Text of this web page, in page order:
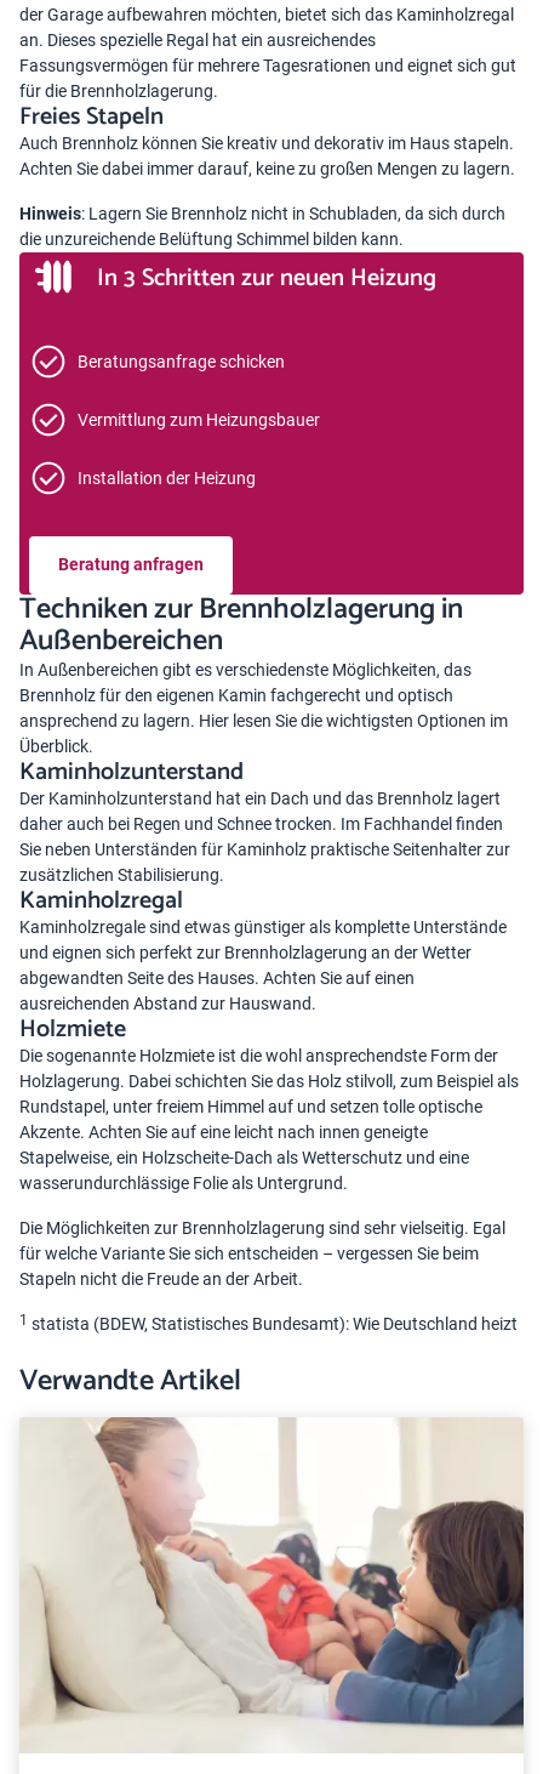
der Garage aufbewahren möchten, bietet sich das Kaminholzregal
an. Dieses spezielle Regal hat ein ausreichendes
Fassungsvermögen für mehrere Tagesrationen und eignet sich gut
für die Brennholzlagerung.
Freies Stapeln
Auch Brennholz können Sie kreativ und dekorativ im Haus stapeln.
Achten Sie dabei immer darauf, keine zu großen Mengen zu lagern.
Hinweis: Lagern Sie Brennholz nicht in Schubladen, da sich durch
die unzureichende Belüftung Schimmel bilden kann.
In 3 Schritten zur neuen Heizung
Beratungsanfrage schicken
Vermittlung zum Heizungsbauer
Installation der Heizung
Beratung anfragen
Techniken zur Brennholzlagerung in
Außenbereichen
In Außenbereichen gibt es verschiedenste Möglichkeiten, das
Brennholz für den eigenen Kamin fachgerecht und optisch
ansprechend zu lagern. Hier lesen Sie die wichtigsten Optionen im
Überblick.
Kaminholzunterstand
Der Kaminholzunterstand hat ein Dach und das Brennholz lagert
daher auch bei Regen und Schnee trocken. Im Fachhandel finden
Sie neben Unterständen für Kaminholz praktische Seitenhalter zur
zusätzlichen Stabilisierung.
Kaminholzregal
Kaminholzregale sind etwas günstiger als komplette Unterstände
und eignen sich perfekt zur Brennholzlagerung an der Wetter
abgewandten Seite des Hauses. Achten Sie auf einen
ausreichenden Abstand zur Hauswand.
Holzmiete
Die sogenannte Holzmiete ist die wohl ansprechendste Form der
Holzlagerung. Dabei schichten Sie das Holz stilvoll, zum Beispiel als
Rundstapel, unter freiem Himmel auf und setzen tolle optische
Akzente. Achten Sie auf eine leicht nach innen geneigte
Stapelweise, ein Holzscheite-Dach als Wetterschutz und eine
wasserundurchlässige Folie als Untergrund.
Die Möglichkeiten zur Brennholzlagerung sind sehr vielseitig. Egal
für welche Variante Sie sich entscheiden – vergessen Sie beim
Stapeln nicht die Freude an der Arbeit.
1 statista (BDEW, Statistisches Bundesamt): Wie Deutschland heizt
Verwandte Artikel